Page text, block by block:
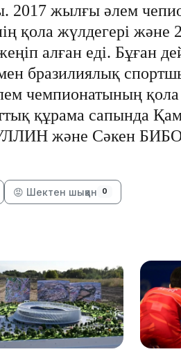
жылғы әлем
қола жүлдегері
алған еді. Бұған
бразилиялық
чемпионатының қола
құрама сапында
және Сәкен
😡 Шектен шыққан 0